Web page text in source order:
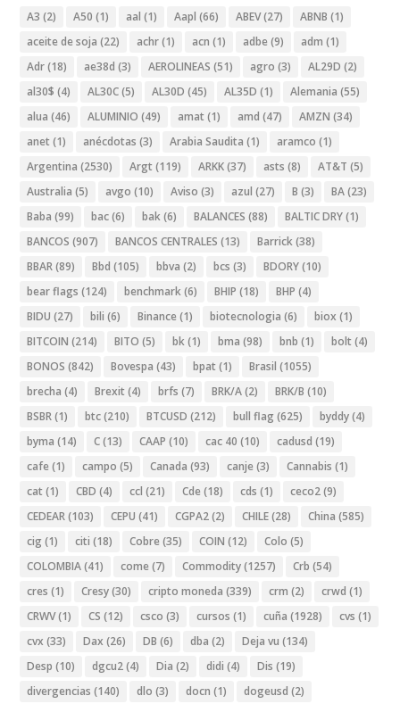
A3 (2) A50 (1) aal (1) Aapl (66) ABEV(27) ABNB (1)
aceite de soja (22) achr(1) acn (1) adbe (9) adm (1)
Adr(18) ae38d (3) AEROLINEAS (51) agro (3) AL29D (2)
al30$ (4) AL30C(5) AL30D (45) AL35D (1) Alemania (55)
alua (46) ALUMINIO (49) amat (1) amd (47) AMZN (34)
anet (1) anécdotas (3) Arabia Saudita (1) aramco (1)
Argentina (2530) Argt (119) ARKK(37) asts (8) AT&T (5)
Australia (5) avgo (10) Aviso (3) azul (27) B (3) BA(23)
Baba (99) bac(6) bak(6) BALANCES (88) BALTIC DRY(1)
BANCOS (907) BANCOS CENTRALES (13) Barrick(38)
BBAR(89) Bbd (105) bbva (2) bcs (3) BDORY(10)
bear flags (124) benchmark(6) BHIP (18) BHP (4)
BIDU (27) bili (6) Binance (1) biotecnologia (6) biox (1)
BITCOIN (214) BITO (5) bk(1) bma (98) bnb (1) bolt (4)
BONOS (842) Bovespa (43) bpat (1) Brasil (1055)
brecha (4) Brexit (4) brfs (7) BRK/A(2) BRK/B (10)
BSBR(1) btc(210) BTCUSD (212) bull flag (625) byddy(4)
byma (14) C(13) CAAP (10) cac 40 (10) cadusd (19)
cafe (1) campo (5) Canada (93) canje (3) Cannabis (1)
cat (1) CBD (4) ccl (21) Cde (18) cds (1) ceco2(9)
CEDEAR(103) CEPU (41) CGPA2(2) CHILE(28) China (585)
cig (1) citi (18) Cobre (35) COIN (12) Colo (5)
COLOMBIA(41) come (7) Commodity(1257) Crb (54)
cres (1) Cresy(30) cripto moneda (339) crm (2) crwd (1)
CRWV(1) CS (12) csco (3) cursos (1) cuña (1928) cvs (1)
cvx (33) Dax (26) DB (6) dba (2) Deja vu (134)
Desp (10) dgcu2(4) Dia (2) didi (4) Dis (19)
divergencias (140) dlo (3) docn (1) dogeusd (2)